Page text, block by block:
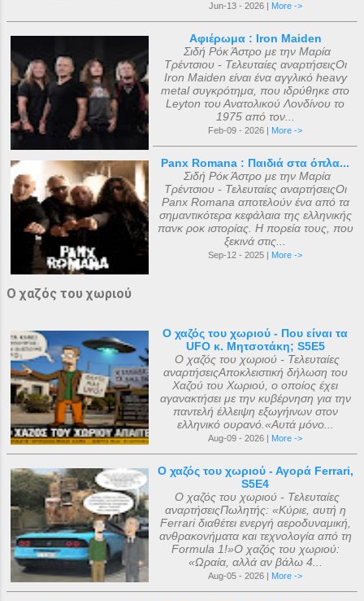
Jun-13 - 2026 | More ->
Αφιέρωμα : Iron Maiden
Σιδή Ρόκ Άστρο με την Μαρία
Τρέντσιου - Τελευταίες αναρτήσειςΟι
Iron Maiden είναι ένα αγγλικό heavy
metal συγκρότημα, που ιδρύθηκε στο
Leyton του Ανατολικού Λονδίνου το
1975 από τον...
Feb-09 - 2026 | More ->
Panx Romana : Παιδιά στα όπλα...
Σιδή Ρόκ Άστρο με την Μαρία
Τρέντσιου - Τελευταίες αναρτήσειςΟι
Panx Romana αποτελούν ένα από τα
σημαντικότερα κεφάλαια της ελληνικής
πανκ ροκ ιστορίας. Η πορεία τους, που
ξεκινά στις...
Sep-12 - 2025 | More ->
Ο χαζός του χωριού
Ο χαζός του χωριού - Που είναι τα
UFO κ. Μητσοτάκη; S5E5
Ο χαζός του χωριού - Τελευταίες
αναρτήσειςΑποκλειστική δήλωση του
Χαζού του Χωριού, ο οποίος έχει
αγανακτήσει με την κυβέρνηση για την
παντελή έλλειψη εξωγήινων στον
ελληνικό ουρανό.«Αυτά μόνο...
Aug-09 - 2026 | More ->
Ο χαζός του χωριού - Αγορά Ferrari,
S5E4
Ο χαζός του χωριού - Τελευταίες
αναρτήσειςΠωλητής: «Κύριε, αυτή η
Ferrari διαθέτει ενεργή αεροδυναμική,
ανθρακονήματα και τεχνολογία από τη
Formula 1!»Ο χαζός του χωριού:
«Ωραία, αλλά αν βάλω 4...
Aug-05 - 2026 | More ->